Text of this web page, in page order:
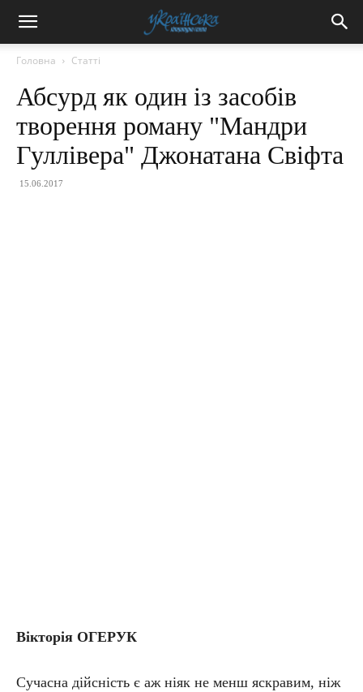
Головна Статті
Абсурд як один із засобів
творення роману "Мандри
Гуллівера" Джонатана Свіфта
15.06.2017
Вікторія ОГЕРУК
Сучасна дійсність є аж ніяк не менш яскравим, ніж